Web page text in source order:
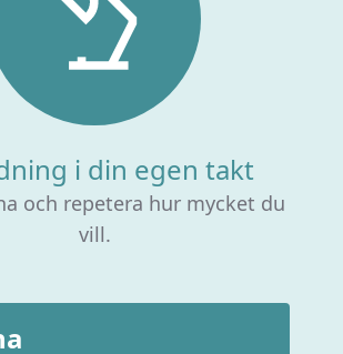
i din egen takt
och repetera hur mycket du
vill.